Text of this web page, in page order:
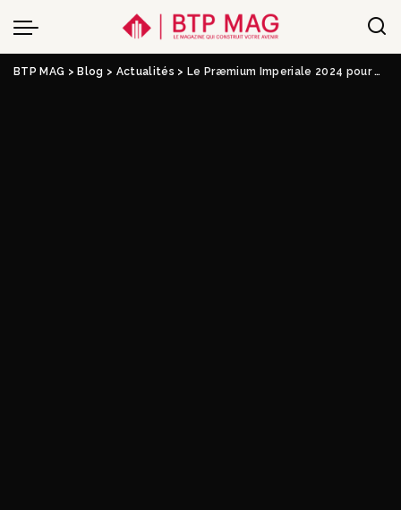
BTP MAG > Blog > Actualités > Le Præmium Imperiale 2024 pour Shigeru Ban